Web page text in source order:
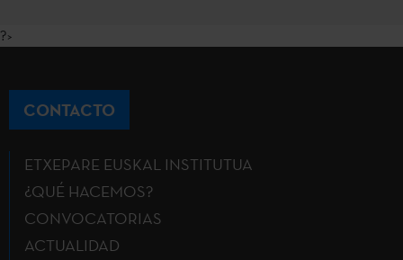
?>
CONTACTO
ETXEPARE EUSKAL INSTITUTUA
¿QUÉ HACEMOS?
CONVOCATORIAS
ACTUALIDAD